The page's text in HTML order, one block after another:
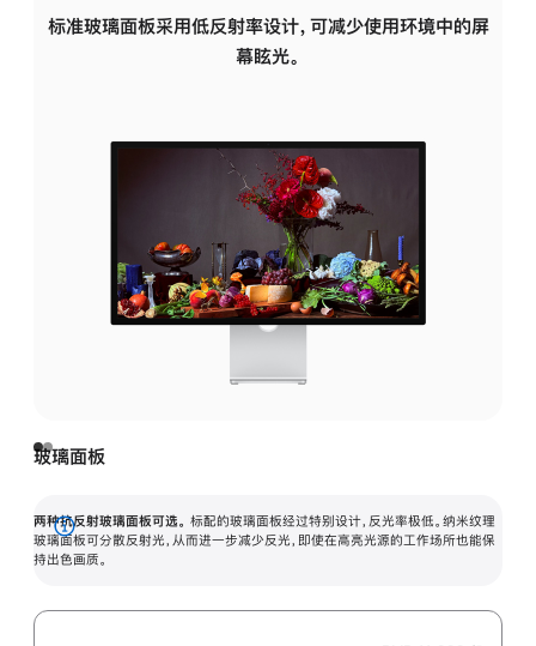
标准玻璃面板采用低反射率设计，可减少使用环境中的屏
幕眩光。
玻璃面板
两种抗反射玻璃面板可选。 标配的玻璃面板经过特别设计，反光率极低。纳米纹理
玻璃面板可分散反射光，从而进一步减少反光，即使在高亮光源的工作场所也能保
持出色画质。
展
开